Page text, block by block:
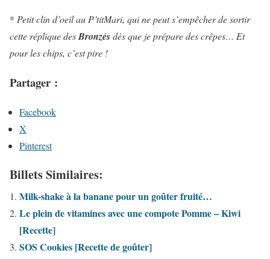
* Petit clin d’oeil au P’titMari, qui ne peut s’empêcher de sortir
cette réplique desBronzésdès que je prépare des crêpes… Et
pour les chips, c’est pire !
Partager :
Facebook
X
Pinterest
Billets Similaires:
Milk-shake à la banane pour un goûter fruité…
Le plein de vitamines avec une compote Pomme – Kiwi
[Recette]
SOS Cookies [Recette de goûter]